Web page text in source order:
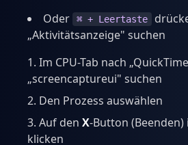
Oder
⌘ + Leertaste
„Aktivitätsanzeige" suchen
Im CPU-Tab nach
„screencaptureui" suchen
Den Prozess auswählen
Auf den X-Button
klicken